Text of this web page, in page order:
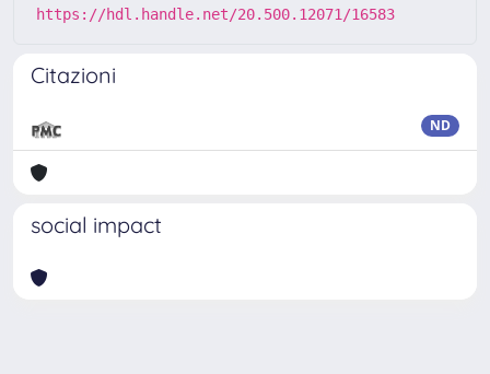
https://hdl.handle.net/20.500.12071/16583
Citazioni
ND
social impact